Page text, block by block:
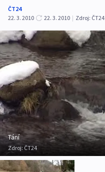
ČT24
22. 3. 2010
22. 3. 2010 | Zdroj: ČT24
Tání
Zdroj: ČT24